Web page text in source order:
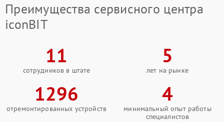
Преимущества сервисного центра
iconBIT
11
сотрудников в штате
5
лет на рынке
1296
отремонтированных устройств
4
минимальный опыт работы
специалистов